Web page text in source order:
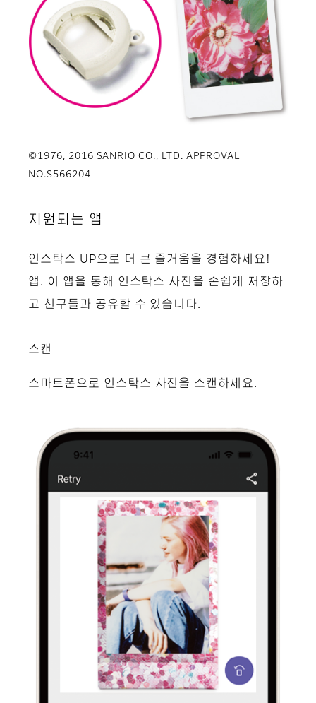
©1976, 2016 SANRIO CO., LTD. APPROVAL
NO.S566204
지원되는 앱
인스탁스 UP으로 더 큰 즐거움을 경험하세요!
앱. 이 앱을 통해 인스탁스 사진을 손쉽게 저장하
고 친구들과 공유할 수 있습니다.
스캔
스마트폰으로 인스탁스 사진을 스캔하세요.